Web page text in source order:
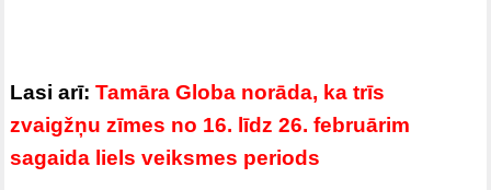
Lasi arī: Tamāra Globa norāda, ka trīs
zvaigžņu zīmes no 16. līdz 26. februārim
sagaida liels veiksmes periods